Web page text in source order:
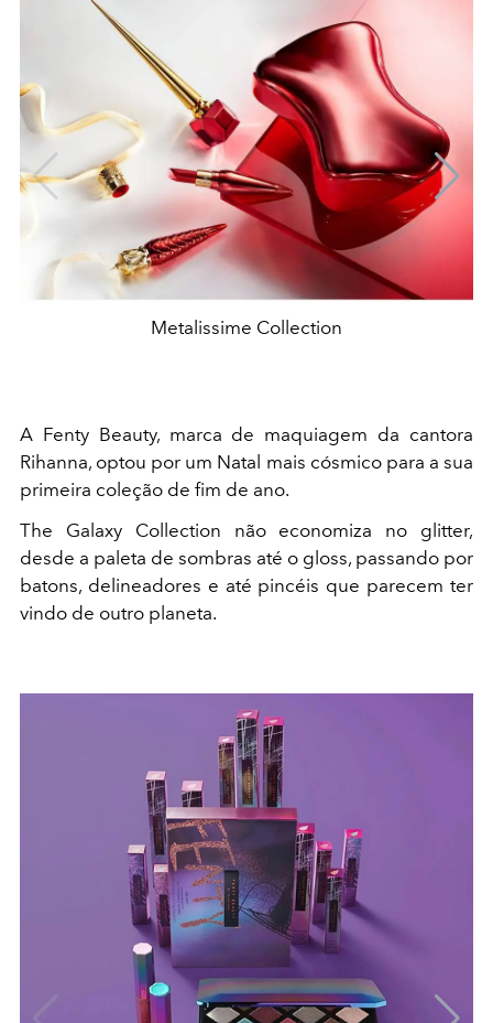
Metalissime Collection
A Fenty Beauty, marca de maquiagem da cantora
Rihanna, optou por um Natal mais cósmico para a sua
primeira coleção de fim de ano.
The Galaxy Collection não economiza no glitter,
desde a paleta de sombras até o gloss, passando por
batons, delineadores e até pincéis que parecem ter
vindo de outro planeta.